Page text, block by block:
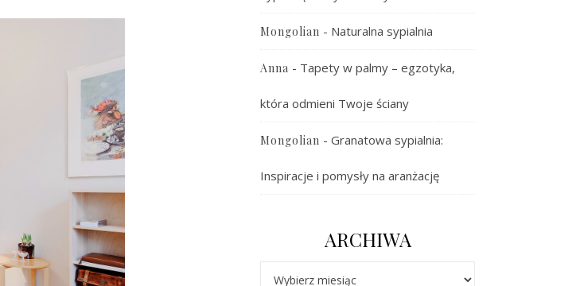
Mongolian - Naturalna sypialnia
Anna - Tapety w palmy – egzotyka,
która odmieni Twoje ściany
Mongolian - Granatowa sypialnia:
Inspiracje i pomysły na aranżację
ARCHIWA